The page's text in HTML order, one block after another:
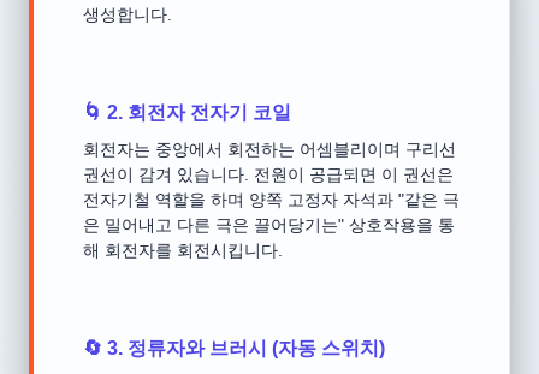
생성합니다.
🌀 2. 회전자 전자기 코일
회전자는 중앙에서 회전하는 어셈블리이며 구리선
권선이 감겨 있습니다. 전원이 공급되면 이 권선은
전자기철 역할을 하며 양쪽 고정자 자석과 "같은 극
은 밀어내고 다른 극은 끌어당기는" 상호작용을 통
해 회전자를 회전시킵니다.
🔄 3. 정류자와 브러시 (자동 스위치)